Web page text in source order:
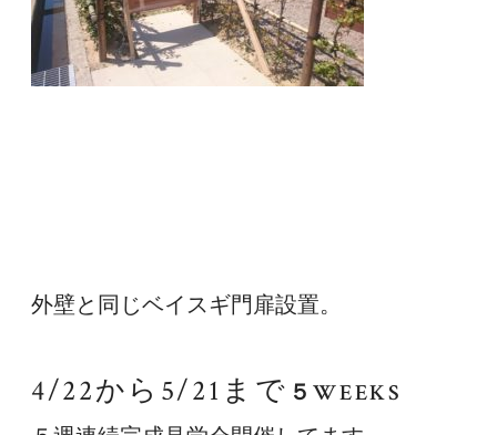
外壁と同じベイスギ門扉設置。
4/22から5/21まで ５WEEKS